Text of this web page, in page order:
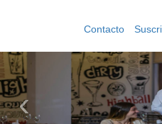
Contacto
‹